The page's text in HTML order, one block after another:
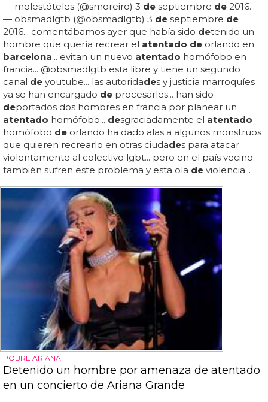
— molestóteles (@smoreiro) 3 de septiembre de 2016...
— obsmadlgtb (@obsmadlgtb) 3 de septiembre de
2016... comentábamos ayer que había sido detenido un
hombre que quería recrear el atentado de orlando en
barcelona... evitan un nuevo atentado homófobo en
francia... @obsmadlgtb esta libre y tiene un segundo
canal de youtube... las autoridades y justicia marroquíes
ya se han encargado de procesarles... han sido
deportados dos hombres en francia por planear un
atentado homófobo... desgraciadamente el atentado
homófobo de orlando ha dado alas a algunos monstruos
que quieren recrearlo en otras ciudades para atacar
violentamente al colectivo lgbt... pero en el país vecino
también sufren este problema y esta ola de violencia...
POBRE ARIANA
Detenido un hombre por amenaza de atentado
en un concierto de Ariana Grande